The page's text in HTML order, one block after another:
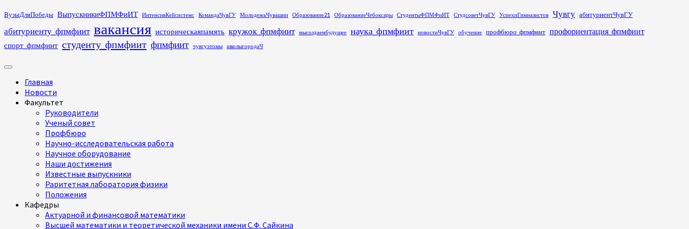
Перейти
содержимому
ВузыДляПобеды ВыпускникиФПМФиИТ ИнтенсивКейсистемс КомандаЧувГУ МолодежьЧувашии Образование21 ОбразованиеЧебоксары СтудентыФПМФиИТ СтудсоветЧувГУ УспехиГимназистов Чувгу абитуриентЧувГУ
абитуриенту_фпмфиит вакансия историческаяпамять кружок_фпмфиит мысоздаембудущее наука_фпмфиит новостиЧувГУ обучение профбюро_фпмфиит профориентация_фпмфиит
спорт_фпмфиит студенту_фпмфиит фпмфиит чувгуэтомы школыгородаЧ
Основное
Главная
Новости
Факультет
Руководители
Ученый совет
Профбюро
Научно-исследовательская работа
Научное оборудование
Наши достижения
Известные выпускники
Раритетная лаборатория физики
Положения
Кафедры
Актуарной и финансовой математики
Высшей математики и теоретической механики имени С.Ф. Сайкина